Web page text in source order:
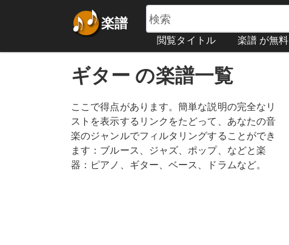
楽譜
閲覧タイトル
楽譜 が無料
ギター の楽譜一覧
ここで得点があります。簡単な説明の完全なリ
ストを表示するリンクをたどって、あなたの音
楽のジャンルでフィルタリングすることができ
ます：ブルース、ジャズ、ポップ、などと楽
器：ピアノ、ギター、ベース、ドラムなど。